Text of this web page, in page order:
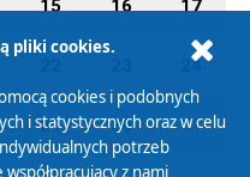
15 16 17
24
29 30 01
pliki cookies.
cookies i podobnych
i statystycznych oraz w celu
potrzeb
z nami